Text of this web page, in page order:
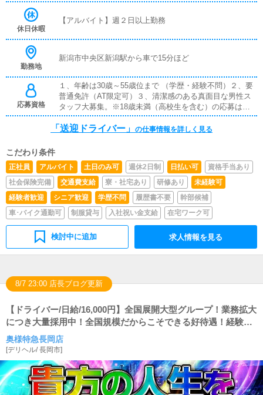
ので、未経験の方でも安心して働けます。お客様と対面で
は支給します。
休日休暇
【アルバイト】週２日以上勤務
勤務地
新潟市中央区新潟駅から車で15分ほど
応募資格
１、年齢は30歳～55歳位まで （学歴・経験不問）２、要
普通免許（AT限定可）３、清潔感のある真面目な男性ス
タッフ大募集。※18歳未満（高校生を含む）の応募はお断
りします。
「送迎ドライバー」 の仕事情報を詳しく見る
こだわり条件
正社員 アルバイト 土日のみ可 週休2日制 日払い可
資格手当あり
社会保険完備
交通費支給 寮・社宅あり 研修あり
未経験可
経験者歓迎
シニア歓迎 学歴不問 履歴書不要
幹部候補
車･バイク通勤可
制服貸与 入社祝い金支給 在宅ワーク可
検討中に追加 求人情報を見る
8/7 23:00 店長ブログ更新
【ドライバー/日給/16,000円】全国展開大型グループ！業務拡大
につき大量採用中！全国規模だからこそできる好待遇！経験不
問でやる気重視の採用を行っております！
奥様特急長岡店
[デリヘル/長岡市]